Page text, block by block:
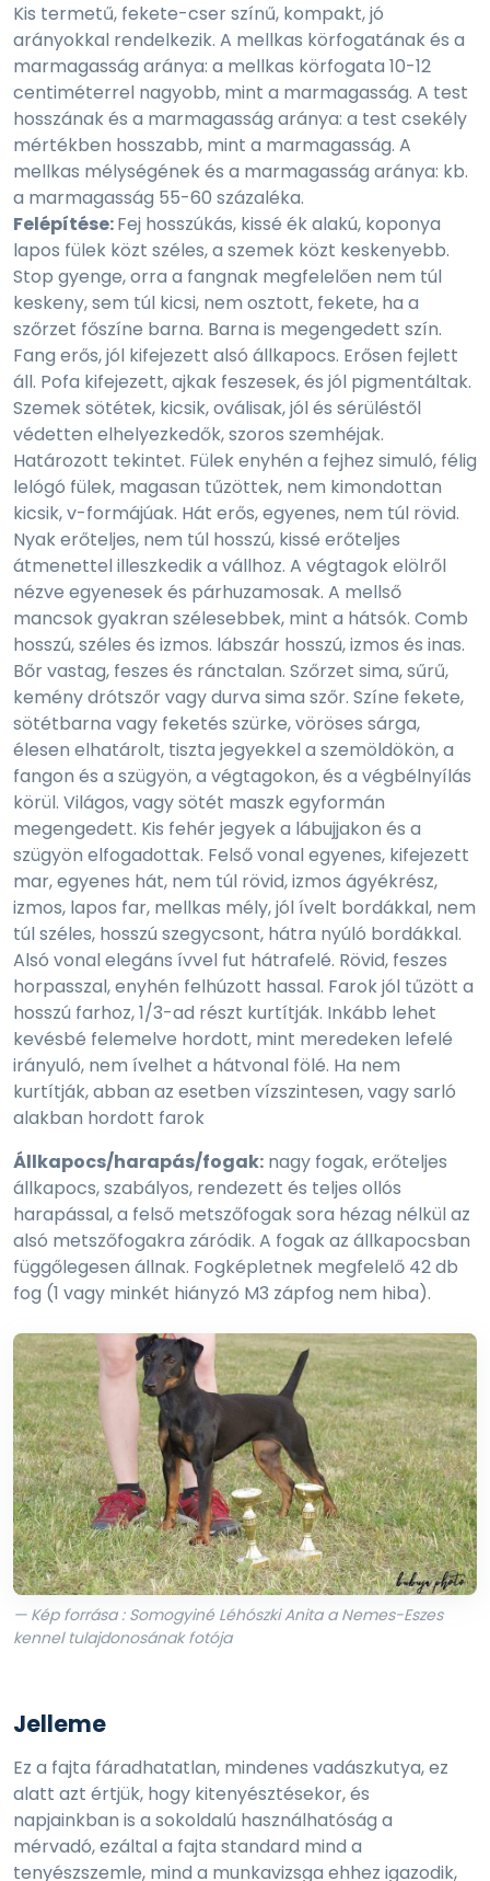
Kis termetű, fekete-cser színű, kompakt, jó
arányokkal rendelkezik. A mellkas körfogatának és a
marmagasság aránya: a mellkas körfogata 10-12
centiméterrel nagyobb, mint a marmagasság. A test
hosszának és a marmagasság aránya: a test csekély
mértékben hosszabb, mint a marmagasság. A
mellkas mélységének és a marmagasság aránya: kb.
a marmagasság 55-60 százaléka.
Felépítése:Fej hosszúkás, kissé ék alakú, koponya
lapos fülek közt széles, a szemek közt keskenyebb.
Stop gyenge, orra a fangnak megfelelően nem túl
keskeny, sem túl kicsi, nem osztott, fekete, ha a
szőrzet főszíne barna. Barna is megengedett szín.
Fang erős, jól kifejezett alsó állkapocs. Erősen fejlett
áll. Pofa kifejezett, ajkak feszesek, és jól pigmentáltak.
Szemek sötétek, kicsik, oválisak, jól és sérüléstől
védetten elhelyezkedők, szoros szemhéjak.
Határozott tekintet. Fülek enyhén a fejhez simuló, félig
lelógó fülek, magasan tűzöttek, nem kimondottan
kicsik, v-formájúak. Hát erős, egyenes, nem túl rövid.
Nyak erőteljes, nem túl hosszú, kissé erőteljes
átmenettel illeszkedik a vállhoz. A végtagok elölről
nézve egyenesek és párhuzamosak. A mellső
mancsok gyakran szélesebbek, mint a hátsók. Comb
hosszú, széles és izmos. lábszár hosszú, izmos és inas.
Bőr vastag, feszes és ránctalan. Szőrzet sima, sűrű,
kemény drótszőr vagy durva sima szőr. Színe fekete,
sötétbarna vagy feketés szürke, vöröses sárga,
élesen elhatárolt, tiszta jegyekkel a szemöldökön, a
fangon és a szügyön, a végtagokon, és a végbélnyílás
körül. Világos, vagy sötét maszk egyformán
megengedett. Kis fehér jegyek a lábujjakon és a
szügyön elfogadottak. Felső vonal egyenes, kifejezett
mar, egyenes hát, nem túl rövid, izmos ágyékrész,
izmos, lapos far, mellkas mély, jól ívelt bordákkal, nem
túl széles, hosszú szegycsont, hátra nyúló bordákkal.
Alsó vonal elegáns ívvel fut hátrafelé. Rövid, feszes
horpasszal, enyhén felhúzott hassal. Farok jól tűzött a
hosszú farhoz, 1/3-ad részt kurtítják. Inkább lehet
kevésbé felemelve hordott, mint meredeken lefelé
irányuló, nem ívelhet a hátvonal fölé. Ha nem
kurtítják, abban az esetben vízszintesen, vagy sarló
alakban hordott farok
Állkapocs/harapás/fogak: nagy fogak, erőteljes
állkapocs, szabályos, rendezett és teljes ollós
harapással, a felső metszőfogak sora hézag nélkül az
alsó metszőfogakra záródik. A fogak az állkapocsban
függőlegesen állnak. Fogképletnek megfelelő 42 db
fog (1 vagy minkét hiányzó M3 zápfog nem hiba).
— Kép forrása : Somogyiné Léhószki Anita a Nemes-Eszes
kennel tulajdonosának fotója
Jelleme
Ez a fajta fáradhatatlan, mindenes vadászkutya, ez
alatt azt értjük, hogy kitenyésztésekor, és
napjainkban is a sokoldalú használhatóság a
mérvadó, ezáltal a fajta standard mind a
tenyészszemle, mind a munkavizsga ehhez igazodik,